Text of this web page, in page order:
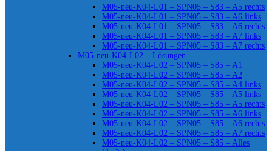
M05-neu-K04-L01 – SPN05 – S83 – A5 rechts
M05-neu-K04-L01 – SPN05 – S83 – A6 links
M05-neu-K04-L01 – SPN05 – S83 – A6 rechts
M05-neu-K04-L01 – SPN05 – S83 – A7 links
M05-neu-K04-L01 – SPN05 – S83 – A7 rechts
M05-neu-K04-L02 – Lösungen
M05-neu-K04-L02 – SPN05 – S85 – A1
M05-neu-K04-L02 – SPN05 – S85 – A2
M05-neu-K04-L02 – SPN05 – S85 – A4 links
M05-neu-K04-L02 – SPN05 – S85 – A5 links
M05-neu-K04-L02 – SPN05 – S85 – A5 rechts
M05-neu-K04-L02 – SPN05 – S85 – A6 links
M05-neu-K04-L02 – SPN05 – S85 – A6 rechts
M05-neu-K04-L02 – SPN05 – S85 – A7 rechts
M05-neu-K04-L02 – SPN05 – S85 – Alles